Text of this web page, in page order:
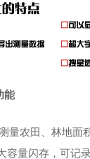
能
量农田、林地面
容量闪存，可记